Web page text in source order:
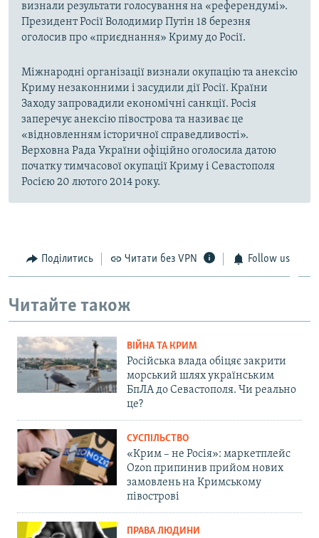
визнали результати голосування на «референдумі».
Президент Росії Володимир Путін 18 березня
оголосив про «приєднання» Криму до Росії.
Міжнародні організації визнали окупацію та анексію
Криму незаконними і засудили дії Росії. Країни
Заходу запровадили економічні санкції. Росія
заперечує анексію півострова та називає це
«відновленням історичної справедливості».
Верховна Рада України офіційно оголосила датою
початку тимчасової окупації Криму і Севастополя
Росією 20 лютого 2014 року.
Поділитись Читати без VPN Follow us
Читайте також
ВІЙНА ТА КРИМ
Російська влада обіцяє закрити
морський шлях українським
БпЛА до Севастополя. Чи реально
це?
СУСПІЛЬСТВО
«Крим – не Росія»: маркетплейс
Ozon припинив прийом нових
замовлень на Кримському
півострові
ПРАВА ЛЮДИНИ